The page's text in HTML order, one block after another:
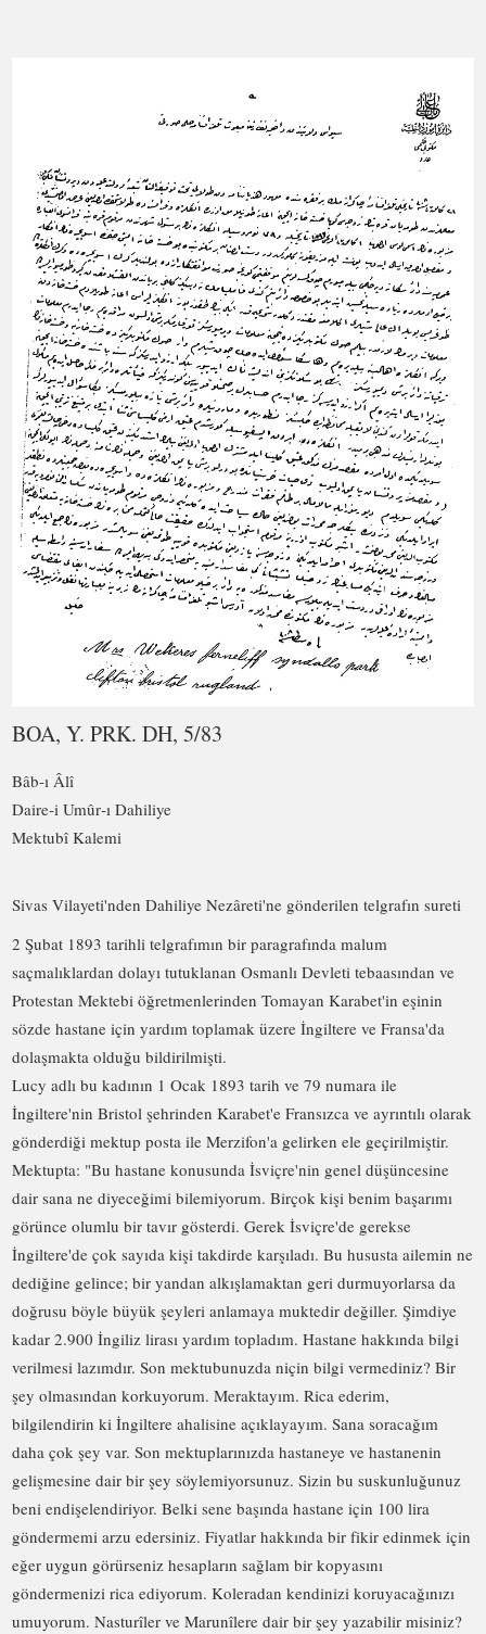
BOA, Y. PRK. DH, 5/83
Bâb-ı Âlî
Daire‑i Umûr‑ı Dahiliye
Mektubî Kalemi
Sivas Vilayeti'nden Dahiliye Nezâreti'ne gönderilen telgrafın sureti
2 Şubat 1893 tarihli telgrafımın bir paragrafında malum
saçmalıklardan dolayı tutuklanan Osmanlı Devleti tebaasından ve
Protestan Mektebi öğretmenlerinden Tomayan Karabet'in eşinin
sözde hastane için yardım toplamak üzere İngiltere ve Fransa'da
dolaşmakta olduğu bildirilmişti.
Lucy adlı bu kadının 1 Ocak 1893 tarih ve 79 numara ile
İngiltere'nin Bristol şehrinden Karabet'e Fransızca ve ayrıntılı olarak
gönderdiği mektup posta ile Merzifon'a gelirken ele geçirilmiştir.
Mektupta: "Bu hastane konusunda İsviçre'nin genel düşüncesine
dair sana ne diyeceğimi bilemiyorum. Birçok kişi benim başarımı
görünce olumlu bir tavır gösterdi. Gerek İsviçre'de gerekse
İngiltere'de çok sayıda kişi takdirde karşıladı. Bu hususta ailemin ne
dediğine gelince; bir yandan alkışlamaktan geri durmuyorlarsa da
doğrusu böyle büyük şeyleri anlamaya muktedir değiller. Şimdiye
kadar 2.900 İngiliz lirası yardım topladım. Hastane hakkında bilgi
verilmesi lazımdır. Son mektubunuzda niçin bilgi vermediniz? Bir
şey olmasından korkuyorum. Meraktayım. Rica ederim,
bilgilendirin ki İngiltere ahalisine açıklayayım. Sana soracağım
daha çok şey var. Son mektuplarınızda hastaneye ve hastanenin
gelişmesine dair bir şey söylemiyorsunuz. Sizin bu suskunluğunuz
beni endişelendiriyor. Belki sene başında hastane için 100 lira
göndermemi arzu edersiniz. Fiyatlar hakkında bir fikir edinmek için
eğer uygun görürseniz hesapların sağlam bir kopyasını
göndermenizi rica ediyorum. Koleradan kendinizi koruyacağınızı
umuyorum. Nasturîler ve Marunîlere dair bir şey yazabilir misiniz?